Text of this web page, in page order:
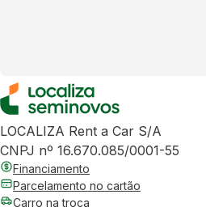
LOCALIZA Rent a Car S/A
CNPJ nº 16.670.085/0001-55
Financiamento
Parcelamento no cartão
Carro na troca